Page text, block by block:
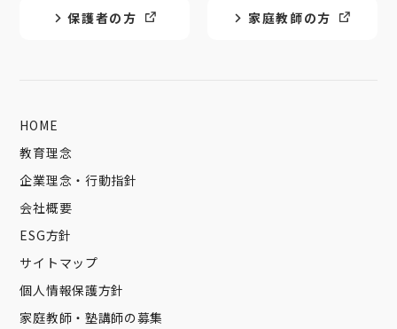
保護者の方 家庭教師の方
HOME
教育理念
企業理念・行動指針
会社概要
ESG方針
サイトマップ
個人情報保護方針
家庭教師・塾講師の募集